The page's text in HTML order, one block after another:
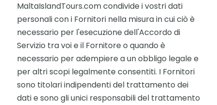
MaltaIslandTours.com condivide i vostri dati
personali con i Fornitori nella misura in cui ciò è
necessario per l'esecuzione dell'Accordo di
Servizio tra voi e il Fornitore o quando è
necessario per adempiere a un obbligo legale e
per altri scopi legalmente consentiti. I Fornitori
sono titolari indipendenti del trattamento dei
dati e sono gli unici responsabili del trattamento